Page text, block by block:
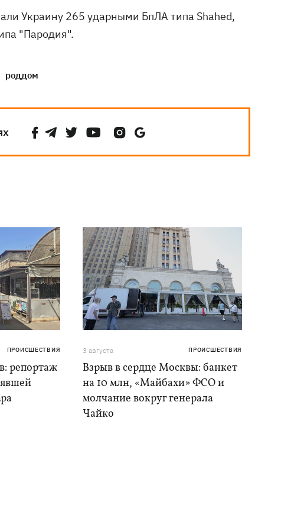
Украину 265 ударными БпЛА типа Shahed,
"Пародия".
роддом
ПРОИСШЕСТВИЯ
репортаж
3 августа ПРОИСШЕСТВИЯ
Взрыв в сердце Москвы: банкет
на 10 млн, «Майбахи» ФСО и
молчание вокруг генерала
Чайко